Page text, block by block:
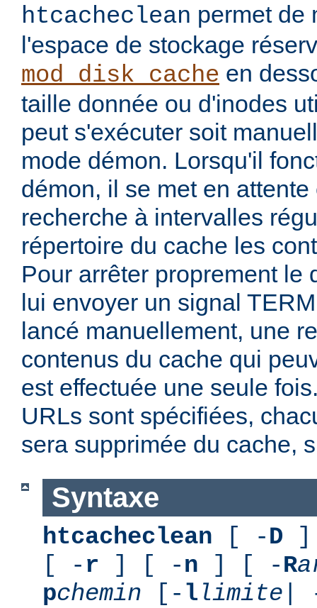
htcacheclean permet de
l'espace de stockage
mod_disk_cache en
taille donnée ou d'inodes
peut s'exécuter soit
mode démon. Lorsqu'il
démon, il se met en
recherche à intervalles
répertoire du cache les
Pour arrêter proprement le
lui envoyer un signal
lancé manuellement, une
contenus du cache qui
est effectuée une seule
URLs sont spécifiées,
sera supprimée du cache,
Syntaxe
htcacheclean [ -D ]
[ - r ] [ -n ] [ -R
pchemin [- l limite |